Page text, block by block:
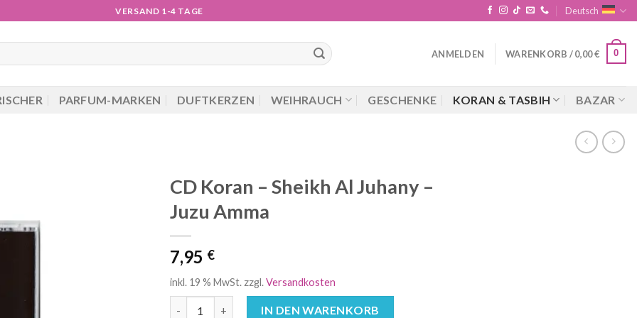
VERSAND 1-4 TAGE Deutsch
ANMELDEN WARENKORB /0,00€ 0
PARFUM-MARKEN DUFTKERZEN WEIHRAUCH GESCHENKE KORAN & TASBIH BAZAR
CD Koran – Sheikh Al Juhany –
Juzu Amma
7,95 €
inkl. 19 % MwSt. zzgl.Versandkosten
IN DEN WARENKORB